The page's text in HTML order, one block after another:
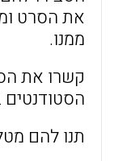
את הסרט
ממנו.
קשרו את
הסטודנטים
תנו להם